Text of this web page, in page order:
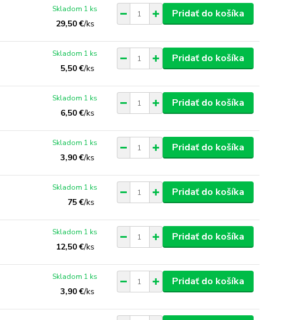
29,50 €/ks
Skladom 1 ks Pridať do košíka
5,50 €/ks
Skladom 1 ks Pridať do košíka
6,50 €/ks
Skladom 1 ks Pridať do košíka
3,90 €/ks
Skladom 1 ks Pridať do košíka
75 €/ks
Skladom 1 ks Pridať do košíka
12,50 €/ks
Skladom 1 ks Pridať do košíka
3,90 €/ks
Skladom 1 ks Pridať do košíka